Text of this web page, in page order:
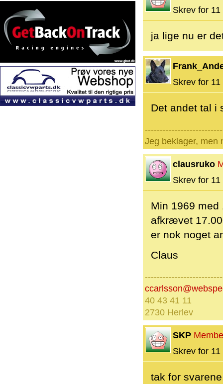
Skrev for
ja lige nu er
Skrev for
Det andet tal i
Jeg beklager, men
clausruko
Skrev for
Min 1969 med
afkrævet
er nok noget
Claus
40 43 41 11
2730 Herlev
SKP
Skrev for
tak for